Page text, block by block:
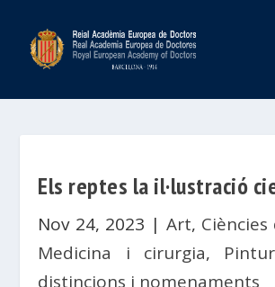
Els reptes la il·lustració
Nov 24, 2023 | Art,
Medicina i cirurgia,
distincions i nomenaments